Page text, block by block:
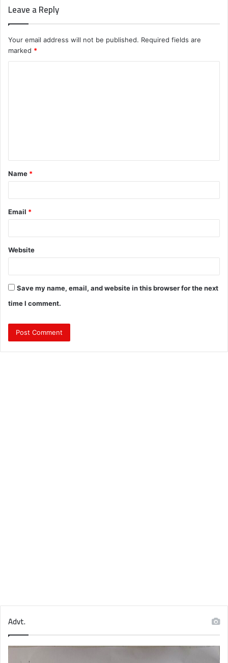
Leave a Reply
Your email address will not be published. Required fields are
marked *
t
*
Name *
Email *
Website
Save my name, email, and website in this browser for the next
time I comment.
Advt.